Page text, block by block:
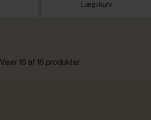
Læg i kurv
Viser 16 af 16 produkter